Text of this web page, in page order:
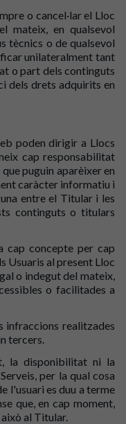
o cancel·lar el Lloc
mateix, en qualsevol
tècnics o de qualsevol
unilateralment tant
o part dels continguts
dels drets adquirits en
poden dirigir a Llocs
cap responsabilitat
puguin aparèixer en
caràcter informatiu i
entre el Titular i les
continguts o titulars
cap concepte per cap
Usuaris al present Lloc
o indegut del mateix,
o facilitades a
infraccions realitzades
tercers.
la disponibilitat ni la
per la qual cosa
l'usuari es duu a terme
que, en cap moment,
al Titular.